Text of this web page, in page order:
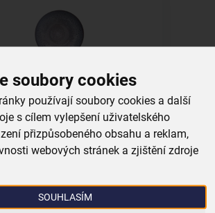
soubory cookies
používají soubory cookies a další
s cílem vylepšení uživatelského
přizpůsobeného obsahu a reklam,
webových stránek a zjištění zdroje
SOUHLASÍM
talíř GLAZE pr. 20,5 cm
do košíku